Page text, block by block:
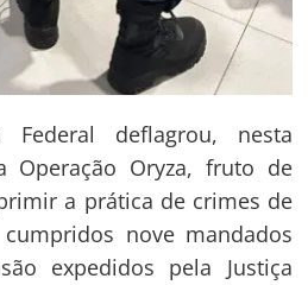
deflagrou, nesta
Operação Oryza, fruto de
a prática de crimes de
nove mandados
expedidos pela Justiça